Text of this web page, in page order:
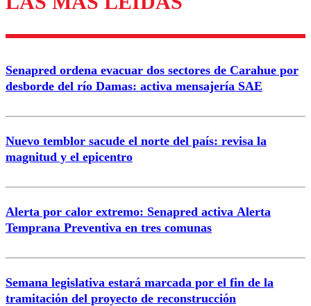
Enviar comentario
Senapred ordena evacuar dos sectores de Carahue por
desborde del río Damas: activa mensajería SAE
Nuevo temblor sacude el norte del país: revisa la
magnitud y el epicentro
Alerta por calor extremo: Senapred activa Alerta
Temprana Preventiva en tres comunas
Semana legislativa estará marcada por el fin de la
tramitación del proyecto de reconstrucción